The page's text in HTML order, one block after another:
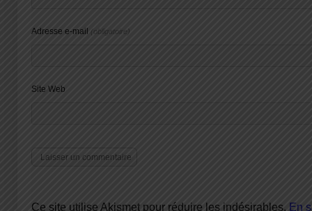
Adresse e-mail (obligatoire)
Site Web
Ce site utilise Akismet pour réduire les indésirables. En